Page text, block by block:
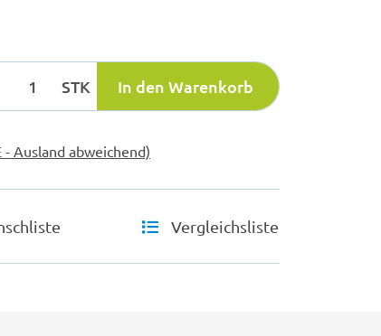
STK In den Warenkorb
- Ausland abweichend)
Vergleichsliste